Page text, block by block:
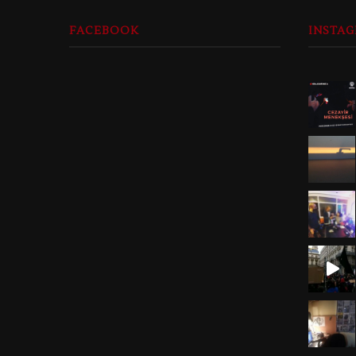
FACEBOOK